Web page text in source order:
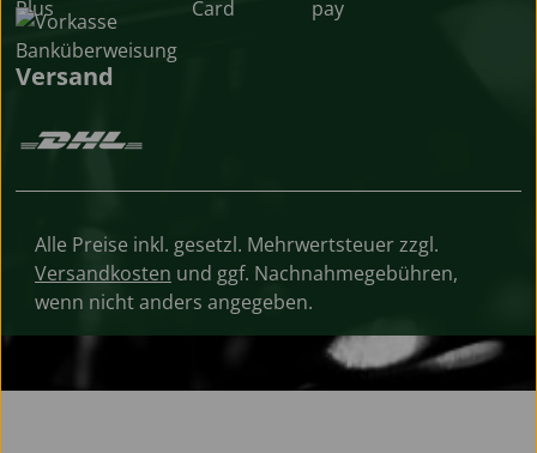
Versand
Alle Preise inkl. gesetzl. Mehrwertsteuer zzgl.
Versandkosten und ggf. Nachnahmegebühren,
wenn nicht anders angegeben.